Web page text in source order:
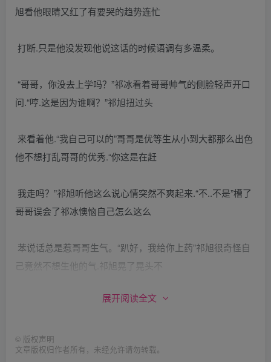
旭看他眼睛又红了有要哭的趋势连忙
打断.只是他没发现他说这话的时候语调有多温柔。
“哥哥，你没去上学吗？”祁冰看着哥哥帅气的侧脸轻声开口
问.“哼.这是因为谁啊？”祁旭扭过头
来看着他.“我自己可以的”哥哥是优等生从小到大都那么出色
他不想打乱哥哥的优秀.“你这是在赶
我走吗？”祁旭听他这么说心情突然不爽起来.“不..不是”槽了
哥哥误会了祁冰懊恼自己怎么这么
苯说话总是惹哥哥生气。“趴好，我给你上药”祁旭很奇怪自
己竟然不想生他的气.祁旭晃了晃头不
去想这种无聊的事，揭开被单露出祁冰伤痕累累的小屁股祁
羞涩把脸埋在软枕里.祁冰觉得身后先是凉凉的然后麻麻的最
展开阅读全文
© 版权声明
文章版权归作者所有，未经允许请勿转载。